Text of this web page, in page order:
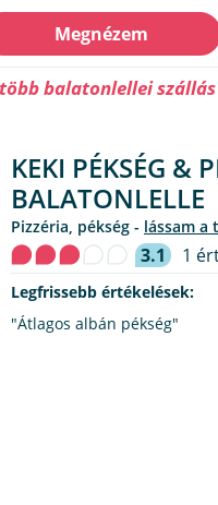
Megnézem
balatonlellei szállás
KEKI PÉKSÉG &
BALATONLELLE
pizzéria, pékség - lássam a
3.1 1
Legfrissebb értékelések:
"Átlagos albán pékség"